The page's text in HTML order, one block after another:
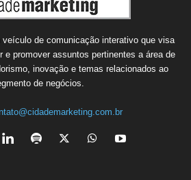
de comunicação interativo que visa
e promover assuntos pertinentes a área de
inovação e temas relacionados ao
de negócios.